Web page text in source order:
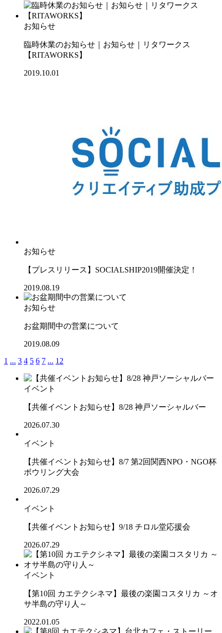
お知らせ
臨時休業のお知らせ｜お知らせ｜リタワークス
【RITAWORKS】
2019.10.01
お知らせ
【プレスリリース】SOCIALSHIP2019開催決定！
2019.08.19
お知らせ
お盆期間中の営業について
2019.08.09
1 ... 3 4 5 6 7 ... 12
イベント
【共催イベントお知らせ】8/28 神戸ソーシャルバー
2026.07.30
イベント
【共催イベントお知らせ】8/7 第2回関西NPO・NGO杯
ボウリング大会
2026.07.29
イベント
【共催イベントお知らせ】9/18 チロル堂応援会
2026.07.29
イベント
【第10回 カエテクシネマ】最後の楽園コスタリカ ～オ
サ半島の守り人～
2022.01.05